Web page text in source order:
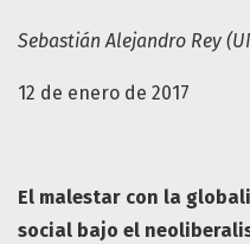
Sebastián Alejandro Rey
12 de enero de
El malestar con la
social bajo el